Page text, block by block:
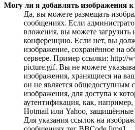
Могу ли я добавлять изображения
Да, вы можете размещать
сообщениях. Если
вложения, вы можете загрузить
конференцию. Если нет, вы
изображение, сохранённое на
сервере. Пример ссылки: http://
picture.gif. Вы не можете
изображения, хранящиеся на
он не является общедоступным
изображения, для доступа к
аутентификация, как,
Hotmail или Yahoo, защищённые
Для указания ссылок на